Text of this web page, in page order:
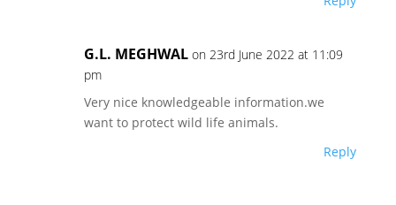
G.L. MEGHWAL on 23rd June 2022 at 11:09
pm
Very nice knowledgeable information.we
want to protect wild life animals.
Reply